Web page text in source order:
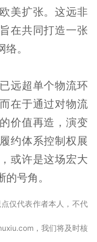
美扩张。这远非
在共同打造一张
。
远超单个物流环
在于通过对物流
价值再造，演变
约体系控制权展
或许是这场宏大
号角。
点仅代表作者本人，不代
，我们将及时核